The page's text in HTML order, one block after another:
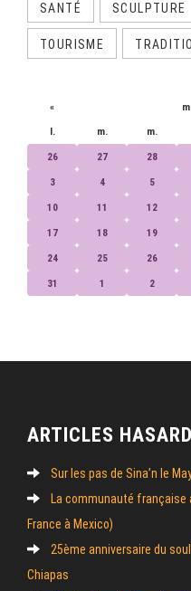
SANTÉ SCULPTURE
TOURISME
«
l. m. m.
26 27 28
3 4 5
10 11 12
17 18 19
24 25 26
31 1 2
ARTICLES HASARD
Sur les pas de Sina’n le
La communauté française
France à Mexico)
25ème anniversaire du
Chiapas